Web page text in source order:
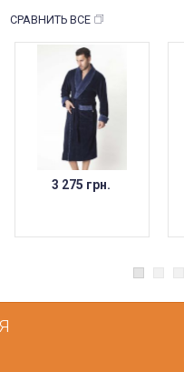
СРАВНИТЬ ВСЕ
3 275 грн.